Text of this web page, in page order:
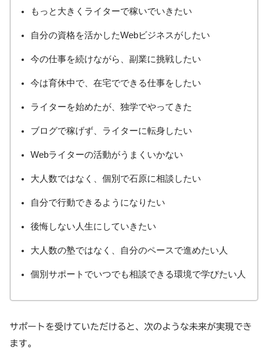
もっと大きくライターで稼いでいきたい
自分の資格を活かしたWebビジネスがしたい
今の仕事を続けながら、副業に挑戦したい
今は育休中で、在宅でできる仕事をしたい
ライターを始めたが、独学でやってきた
ブログで稼げず、ライターに転身したい
Webライターの活動がうまくいかない
大人数ではなく、個別で石原に相談したい
自分で行動できるようになりたい
後悔しない人生にしていきたい
大人数の塾ではなく、自分のペースで進めたい人
個別サポートでいつでも相談できる環境で学びたい人
サポートを受けていただけると、次のような未来が実現でき
ます。